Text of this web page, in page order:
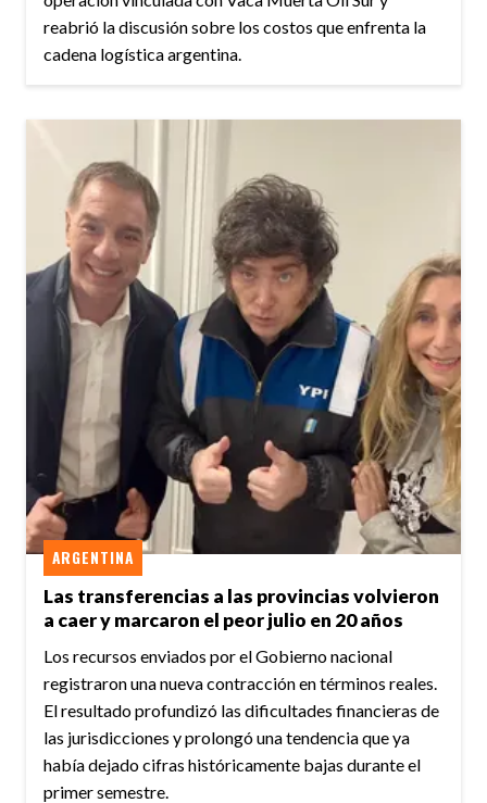
reabrió la discusión sobre los costos que enfrenta la
cadena logística argentina.
Las transferencias a las provincias volvieron
a caer y marcaron el peor julio en 20 años
ARGENTINA
Los recursos enviados por el Gobierno nacional
registraron una nueva contracción en términos reales.
El resultado profundizó las dificultades financieras de
las jurisdicciones y prolongó una tendencia que ya
había dejado cifras históricamente bajas durante el
primer semestre.